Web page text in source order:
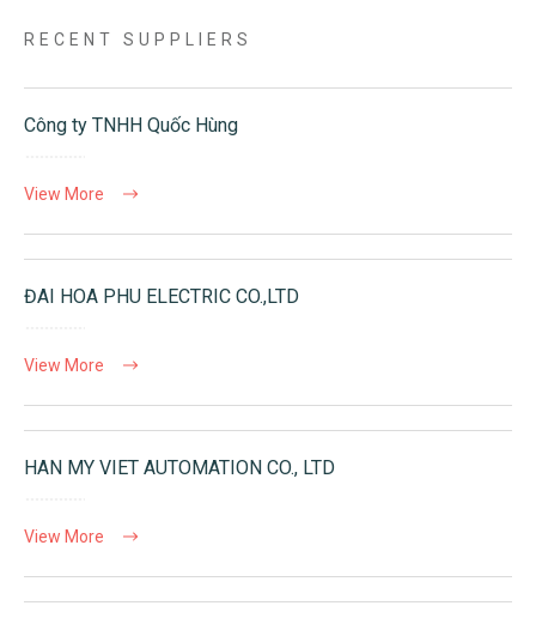
RECENT SUPPLIERS
Công ty TNHH Quốc Hùng
View More
ĐAI HOA PHU ELECTRIC CO.,LTD
View More
HAN MY VIET AUTOMATION CO., LTD
View More